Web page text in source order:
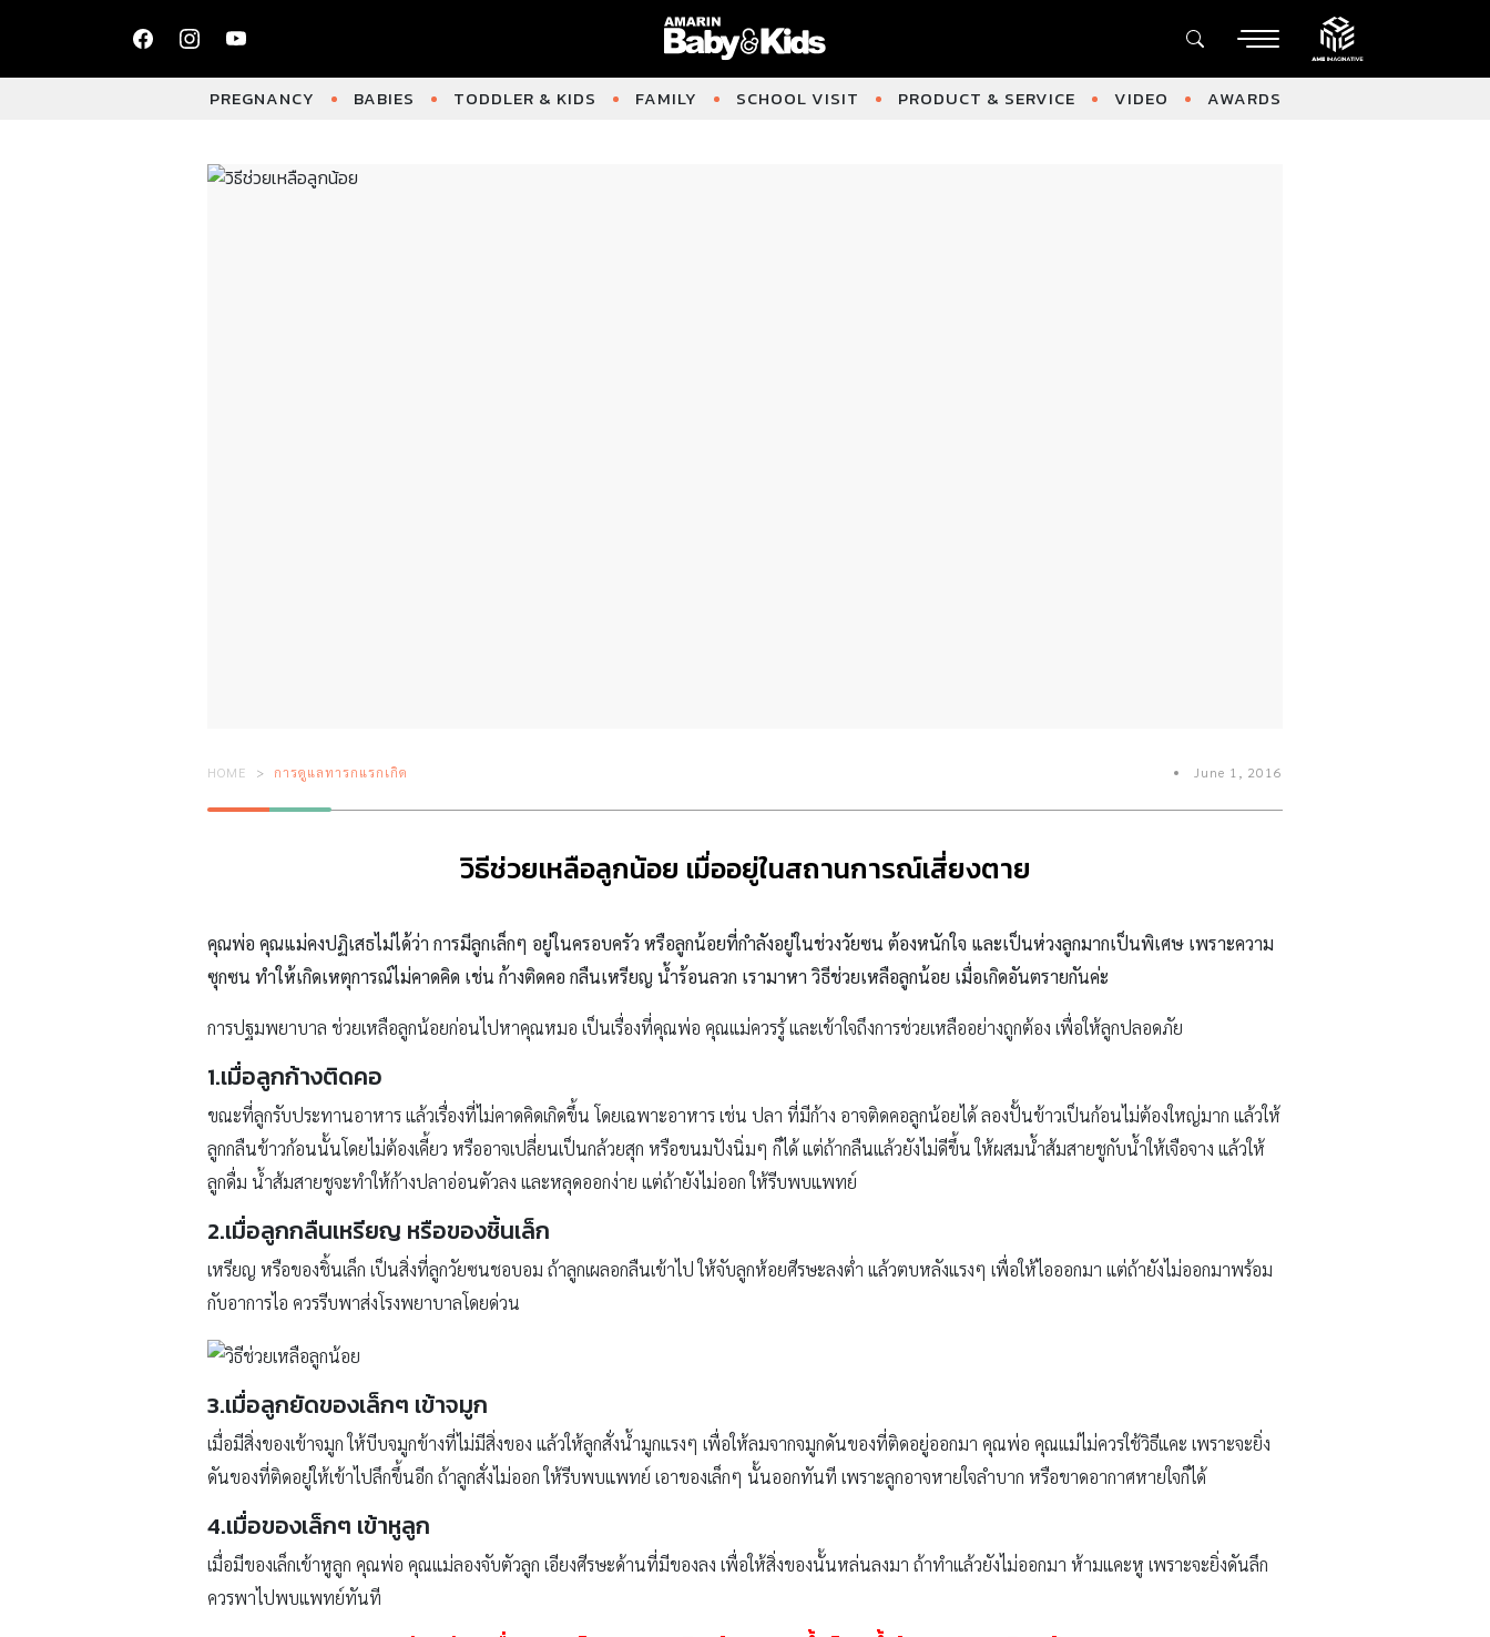
PREGNANCY BABIES TODDLER & KIDS FAMILY SCHOOL VISIT PRODUCT & SERVICE VIDEO AWARDS
HOME การดูแลทารกแรกเกิด June 1, 2016
วิธีช่วยเหลือลูกน้อย เมื่ออยู่ในสถานการณ์เสี่ยงตาย
คุณพ่อ คุณแม่คงปฏิเสธไม่ได้ว่า การมีลูกเล็กๆ อยู่ในครอบครัว หรือลูกน้อยที่กำลังอยู่ในช่วงวัยซน ต้องหนักใจ และเป็นห่วงลูกมากเป็นพิเศษ เพราะความ
ซุกซน ทำให้เกิดเหตุการณ์ไม่คาดคิด เช่น ก้างติดคอ กลืนเหรียญ น้ำร้อนลวก เรามาหา วิธีช่วยเหลือลูกน้อย เมื่อเกิดอันตรายกันค่ะ
การปฐมพยาบาล ช่วยเหลือลูกน้อยก่อนไปหาคุณหมอ เป็นเรื่องที่คุณพ่อ คุณแม่ควรรู้ และเข้าใจถึงการช่วยเหลืออย่างถูกต้อง เพื่อให้ลูกปลอดภัย
1.เมื่อลูกก้างติดคอ
ขณะที่ลูกรับประทานอาหาร แล้วเรื่องที่ไม่คาดคิดเกิดขึ้น โดยเฉพาะอาหาร เช่น ปลา ที่มีก้าง อาจติดคอลูกน้อยได้ ลองปั้นข้าวเป็นก้อนไม่ต้องใหญ่มาก แล้วให้
ลูกกลืนข้าวก้อนนั้นโดยไม่ต้องเคี้ยว หรืออาจเปลี่ยนเป็นกล้วยสุก หรือขนมปังนิ่มๆ ก็ได้ แต่ถ้ากลืนแล้วยังไม่ดีขึ้น ให้ผสมน้ำส้มสายชูกับน้ำให้เจือจาง แล้วให้
ลูกดื่ม น้ำส้มสายชูจะทำให้ก้างปลาอ่อนตัวลง และหลุดออกง่าย แต่ถ้ายังไม่ออก ให้รีบพบแพทย์
2.เมื่อลูกกลืนเหรียญ หรือของชิ้นเล็ก
เหรียญ หรือของชิ้นเล็ก เป็นสิ่งที่ลูกวัยซนชอบอม ถ้าลูกเผลอกลืนเข้าไป ให้จับลูกห้อยศีรษะลงต่ำ แล้วตบหลังแรงๆ เพื่อให้ไอออกมา แต่ถ้ายังไม่ออกมาพร้อม
กับอาการไอ ควรรีบพาส่งโรงพยาบาลโดยด่วน
3.เมื่อลูกยัดของเล็กๆ เข้าจมูก
เมื่อมีสิ่งของเข้าจมูก ให้บีบจมูกข้างที่ไม่มีสิ่งของ แล้วให้ลูกสั่งน้ำมูกแรงๆ เพื่อให้ลมจากจมูกดันของที่ติดอยู่ออกมา คุณพ่อ คุณแม่ไม่ควรใช้วิธีแคะ เพราะจะยิ่ง
ดันของที่ติดอยู่ให้เข้าไปลึกขึ้นอีก ถ้าลูกสั่งไม่ออก ให้รีบพบแพทย์ เอาของเล็กๆ นั้นออกทันที เพราะลูกอาจหายใจลำบาก หรือขาดอากาศหายใจก็ได้
4.เมื่อของเล็กๆ เข้าหูลูก
เมื่อมีของเล็กเข้าหูลูก คุณพ่อ คุณแม่ลองจับตัวลูก เอียงศีรษะด้านที่มีของลง เพื่อให้สิ่งของนั้นหล่นลงมา ถ้าทำแล้วยังไม่ออกมา ห้ามแคะหู เพราะจะยิ่งดันลึก
ควรพาไปพบแพทย์ทันที